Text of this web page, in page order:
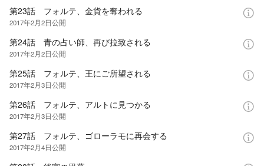
第23話 フォルテ、金貨を奪われる
2017年2月2日公開
第24話 青の占い師、再び拉致される
2017年2月2日公開
第25話 フォルテ、王にご所望される
2017年2月3日公開
第26話 フォルテ、アルトに見つかる
2017年2月3日公開
第27話 フォルテ、ゴローラモに再会する
2017年2月4日公開